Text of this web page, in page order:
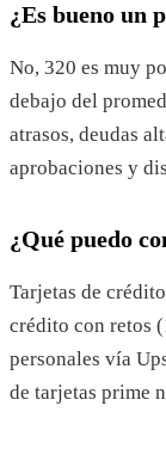
¿Es bueno un
No, 320 es muy
debajo del
atrasos, deudas
aprobaciones y
¿Qué puedo
Tarjetas de
crédito con retos
personales vía
de tarjetas prime